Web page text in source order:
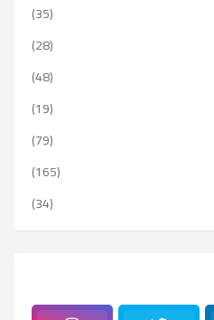
(35)
(28)
(48)
(19)
(79)
(165)
(34)